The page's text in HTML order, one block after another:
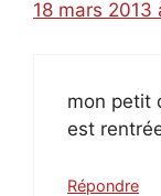
18 mars 2013
mon petit
est
Répondre